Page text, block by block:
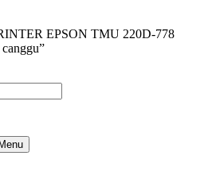
EPSON TMU 220D-778
Menu